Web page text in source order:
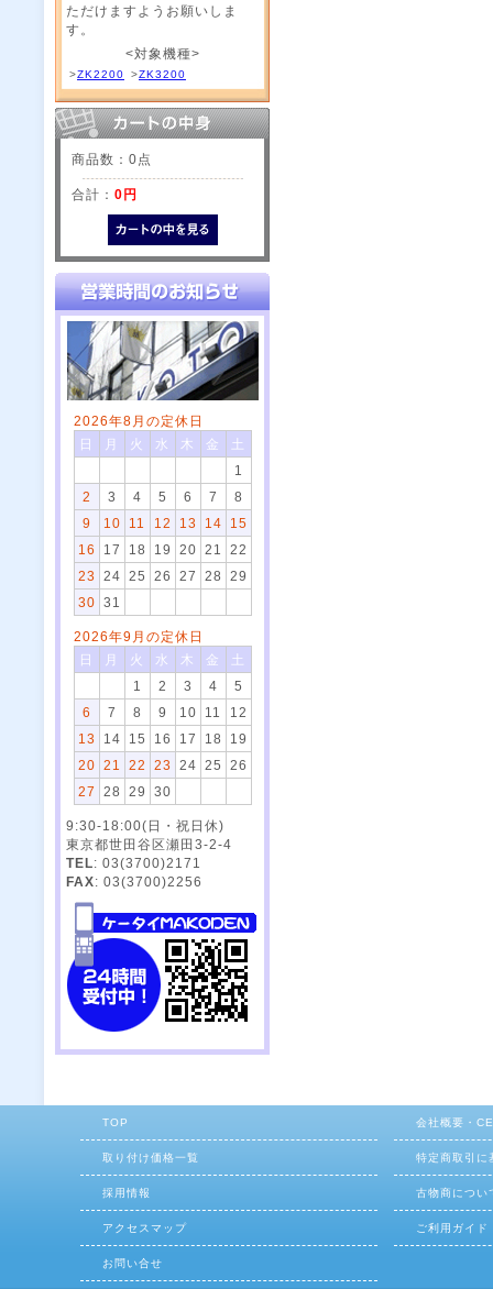
ただけますようお願いしま
す。
<対象機種>
>ZK2200 >ZK3200
商品数：0点
合計： 0円
2026年8月の定休日
日
月 火 水 木 金
土
1
2
3 4 5 6 7
8
9
10 11 12 13 14
15
16
17 18 19 20 21
22
23
24 25 26 27 28
29
30
31
2026年9月の定休日
日
月 火 水 木 金
土
1
2 3 4
5
6
7 8 9 10 11
12
13
14 15 16 17 18
19
20
21 22 23 24 25
26
27
28 29 30
9:30-18:00(日・祝日休)
東京都世田谷区瀬田3-2-4
TEL: 03(3700)2171
FAX: 03(3700)2256
TOP 会社概要・
取り付け価格一覧 特定商取引に
採用情報 古物商につい
アクセスマップ ご利用ガイド
お問い合せ